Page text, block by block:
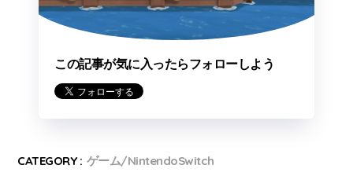
この記事が気に入ったらフォローしよう
CATEGORY : ゲーム/NintendoSwitch